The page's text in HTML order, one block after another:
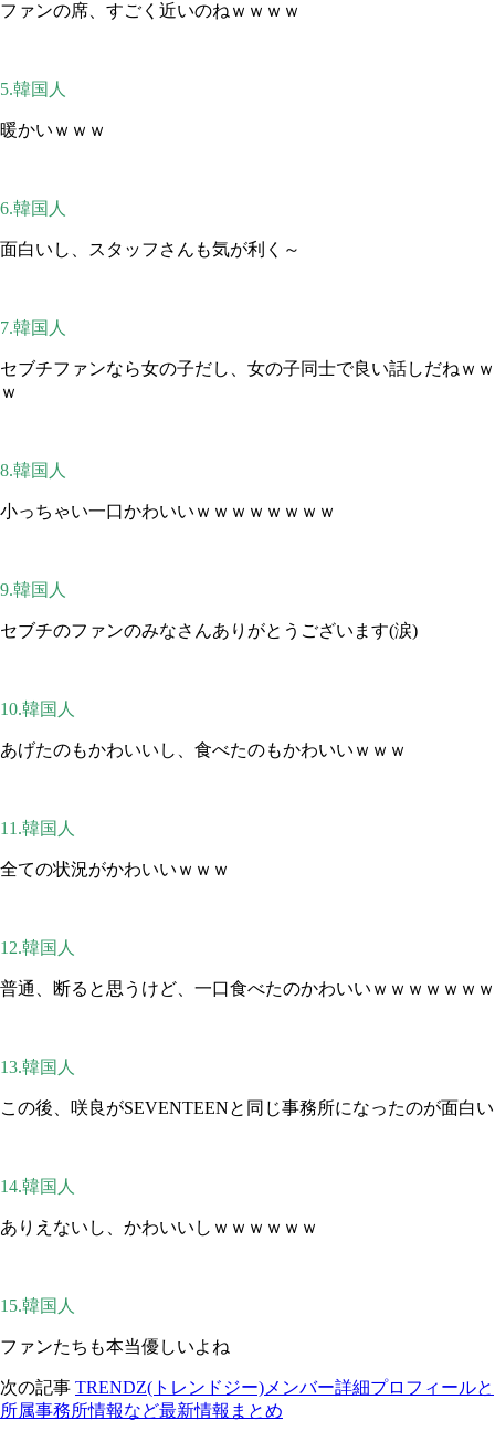
ファンの席、すごく近いのねｗｗｗｗ
5.韓国人
暖かいｗｗｗ
6.韓国人
面白いし、スタッフさんも気が利く～
7.韓国人
セブチファンなら女の子だし、女の子同士で良い話しだねｗｗ
ｗ
8.韓国人
小っちゃい一口かわいいｗｗｗｗｗｗｗｗ
9.韓国人
セブチのファンのみなさんありがとうございます(涙)
10.韓国人
あげたのもかわいいし、食べたのもかわいいｗｗｗ
11.韓国人
全ての状況がかわいいｗｗｗ
12.韓国人
普通、断ると思うけど、一口食べたのかわいいｗｗｗｗｗｗｗ
13.韓国人
この後、咲良がSEVENTEENと同じ事務所になったのが面白い
14.韓国人
ありえないし、かわいいしｗｗｗｗｗｗ
15.韓国人
ファンたちも本当優しいよね
次の記事 TRENDZ(トレンドジー)メンバー詳細プロフィールと
所属事務所情報など最新情報まとめ